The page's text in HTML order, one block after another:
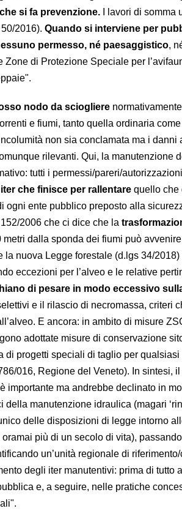
si fa prevenzione. I lavori di somma
2016). Quando si interviene per
permesso, né paesaggistico,
Zone di Protezione Speciale per
nodo da sciogliere
e fiumi, tanto quella ordinaria
non sia conclamata ma i
rilevanti. Qui, la manutenzione
tutti i permessi/pareri/
iter che finisce per rallentare quello che
ogni ente pubblico preposto alla
152/2006 che ci dice che la
metri dalla sponda dei fiumi può
la nuova Legge forestale (d.lgs 34/
eccezioni per l’alveo e le relative
di pesare in modo eccessivo
e il rilascio di necromassa, criteri
E ancora: in ambito di misure
adottate misure di conservazione
di progetti speciali di taglio per
016, Regione del Veneto). In sintesi,
importante ma andrebbe declinato in
della manutenzione idraulica (magari
delle disposizioni di legge intorno
più di un secolo di vita),
un’unità regionale di
degli iter manutentivi: prima di tutto
e, a seguire, nelle pratiche